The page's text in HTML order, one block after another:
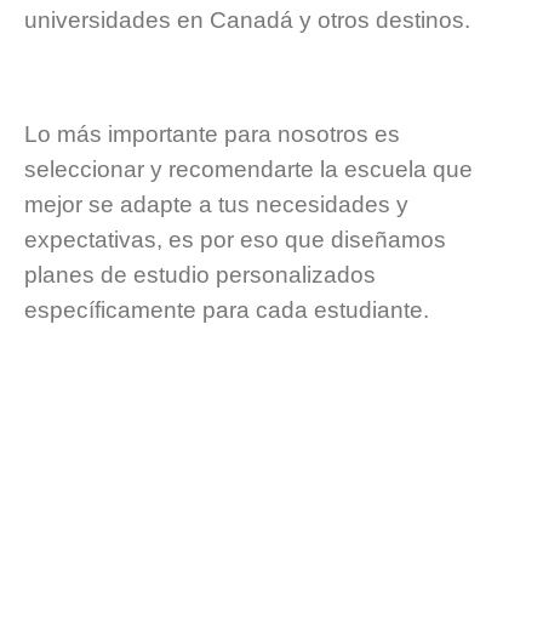
universidades en Canadá y otros destinos.
Lo más importante para nosotros es
seleccionar y recomendarte la escuela que
mejor se adapte a tus necesidades y
expectativas, es por eso que diseñamos
planes de estudio personalizados
específicamente para cada estudiante.